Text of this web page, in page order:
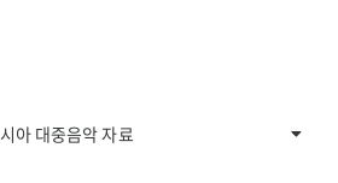
아 대중음악 자료